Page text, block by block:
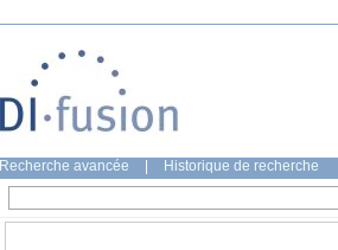
Recherche avancée Historique de recherche